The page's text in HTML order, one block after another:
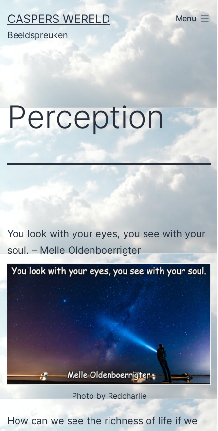
naar
de
CASPERS WERELD
Beeldspreuken
Menu
Perception
You look with your eyes, you see with your
soul. – Melle Oldenboerrigter
Photo by Redcharlie
How can we see the richness of life if we